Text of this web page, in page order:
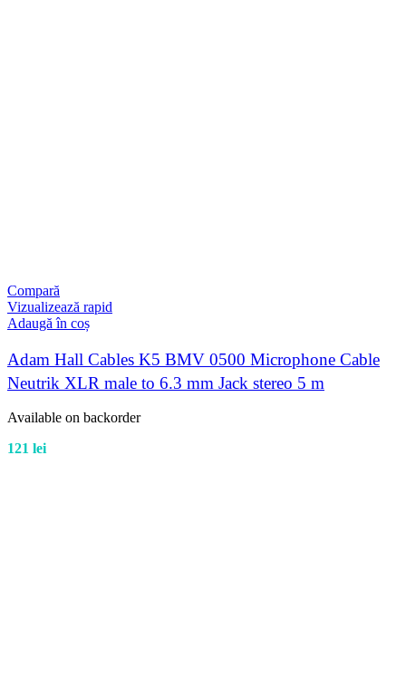
Compară
Vizualizează rapid
Adaugă în coș
Adam Hall Cables K5 BMV 0500 Microphone Cable
Neutrik XLR male to 6.3 mm Jack stereo 5 m
Available on backorder
121 lei